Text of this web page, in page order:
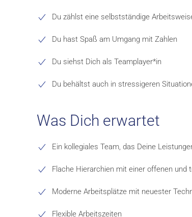
Du zählst eine selbstständige
Du hast Spaß am Umgang mit Zahlen
Du siehst Dich als Teamplayer*in
Du behältst auch in stressigeren
Was Dich erwartet
Ein kollegiales Team, das Deine
Flache Hierarchien mit einer offenen und
Moderne Arbeitsplätze mit neuester
Flexible Arbeitszeiten